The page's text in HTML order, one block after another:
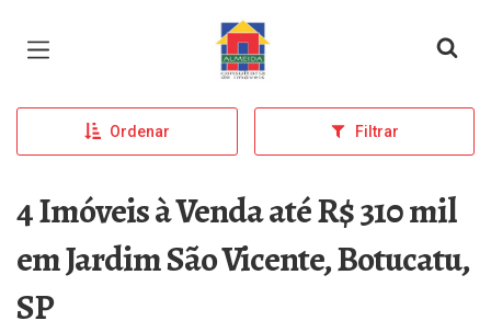
Página inicial
Ordenar Filtrar
4 Imóveis à Venda até R$ 310 mil
em Jardim São Vicente, Botucatu,
SP